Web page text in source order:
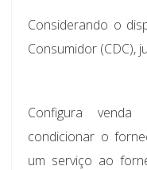
Considerando o
Consumidor (CDC),
Configura venda
condicionar o
um serviço ao